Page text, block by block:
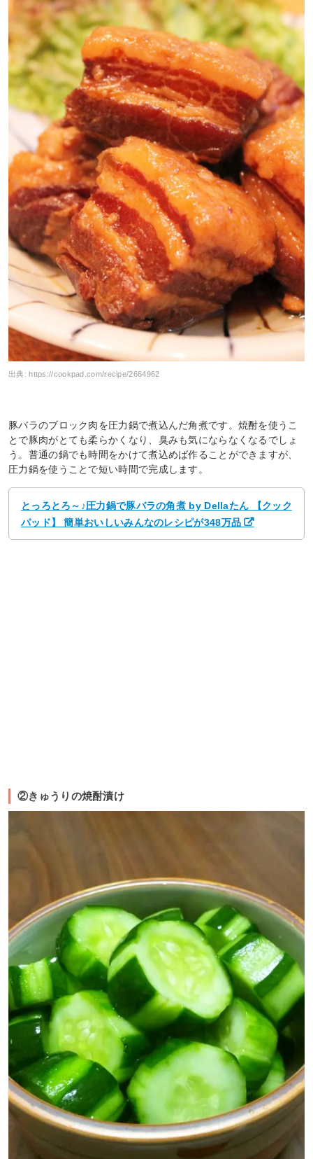
出典:https://cookpad.com/recipe/2664962
豚バラのブロック肉を圧力鍋で煮込んだ角煮です。焼酎を使うこ
とで豚肉がとても柔らかくなり、臭みも気にならなくなるでしょ
う。普通の鍋でも時間をかけて煮込めば作ることができますが、
圧力鍋を使うことで短い時間で完成します。
とっろとろ～♪圧力鍋で豚バラの角煮 by Dellaたん 【クック
パッド】 簡単おいしいみんなのレシピが348万品
②きゅうりの焼酎漬け